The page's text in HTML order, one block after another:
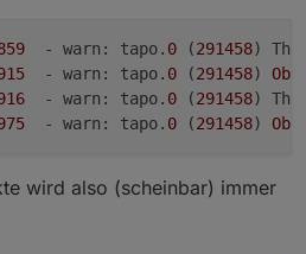
  - warn: tapo.
0 (291458)
  - warn: tapo.
0 (291458)
  - warn: tapo.
0 (291458)
  - warn: tapo.
0 (291458)
wird also (scheinbar) immer